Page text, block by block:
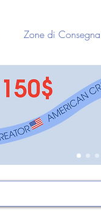
Zone di Consegna